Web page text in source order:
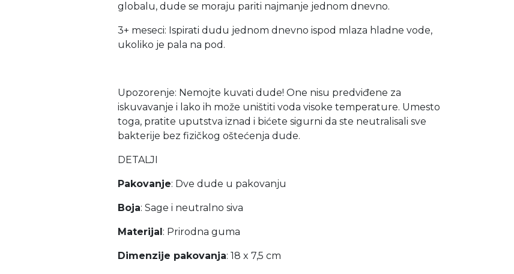
globalu, dude se moraju pariti najmanje jednom dnevno.
3+ meseci: Ispirati dudu jednom dnevno ispod mlaza hladne vode,
ukoliko je pala na pod.
Upozorenje: Nemojte kuvati dude! One nisu predviđene za
iskuvavanje i lako ih može uništiti voda visoke temperature. Umesto
toga, pratite uputstva iznad i bićete sigurni da ste neutralisali sve
bakterije bez fizičkog oštećenja dude.
DETALJI
Pakovanje: Dve dude u pakovanju
Boja: Sage i neutralno siva
Materijal: Prirodna guma
Dimenzije pakovanja: 18 x 7,5 cm